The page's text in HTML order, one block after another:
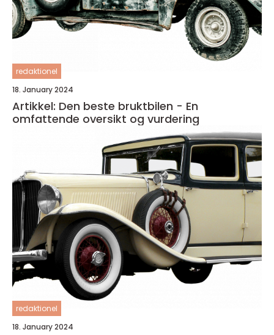
redaktionel
18. January 2024
Artikkel: Den beste bruktbilen - En
omfattende oversikt og vurdering
redaktionel
18. January 2024